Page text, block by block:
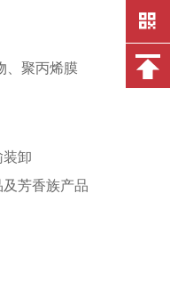
、聚丙烯膜
装卸
芳香族产品